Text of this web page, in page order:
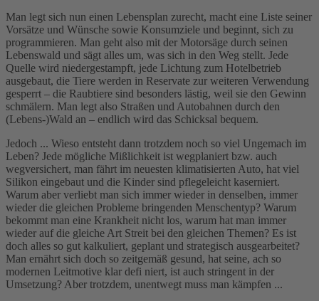
Man legt sich nun einen Lebensplan zurecht, macht eine Liste seiner
Vorsätze und Wünsche sowie Konsumziele und beginnt, sich zu
programmieren. Man geht also mit der Motorsäge durch seinen
Lebenswald und sägt alles um, was sich in den Weg stellt. Jede
Quelle wird niedergestampft, jede Lichtung zum Hotelbetrieb
ausgebaut, die Tiere werden in Reservate zur weiteren Verwendung
gesperrt – die Raubtiere sind besonders lästig, weil sie den Gewinn
schmälern. Man legt also Straßen und Autobahnen durch den
(Lebens-)Wald an – endlich wird das Schicksal bequem.
Jedoch ... Wieso entsteht dann trotzdem noch so viel Ungemach im
Leben? Jede mögliche Mißlichkeit ist wegplaniert bzw. auch
wegversichert, man fährt im neuesten klimatisierten Auto, hat viel
Silikon eingebaut und die Kinder sind pflegeleicht kaserniert.
Warum aber verliebt man sich immer wieder in denselben, immer
wieder die gleichen Probleme bringenden Menschentyp? Warum
bekommt man eine Krankheit nicht los, warum hat man immer
wieder auf die gleiche Art Streit bei den gleichen Themen? Es ist
doch alles so gut kalkuliert, geplant und strategisch ausgearbeitet?
Man ernährt sich doch so zeitgemäß gesund, hat seine, ach so
modernen Leitmotive klar defi niert, ist auch stringent in der
Umsetzung? Aber trotzdem, unentwegt muss man kämpfen ...